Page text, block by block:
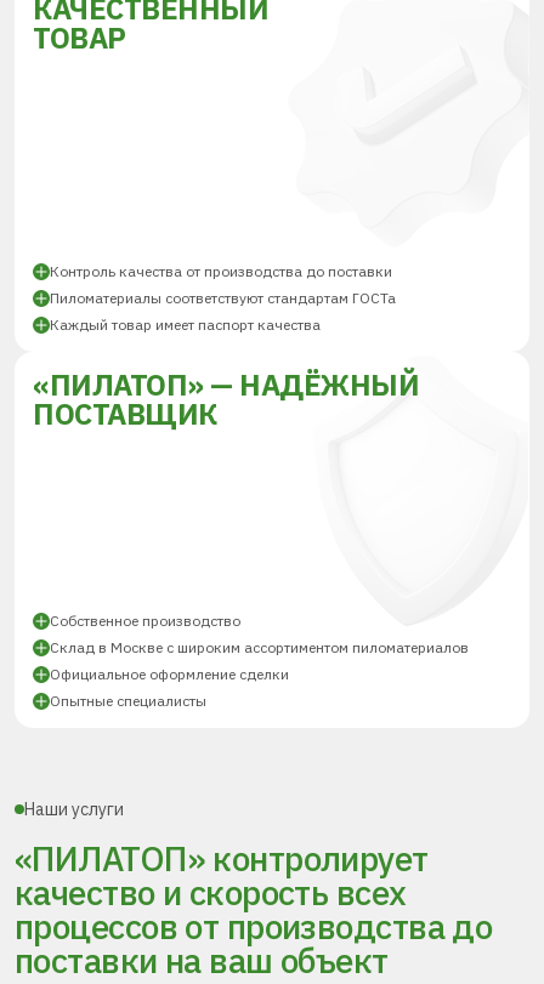
КАЧЕСТВЕННЫЙ
ТОВАР
Контроль качества от производства до поставки
Пиломатериалы соответствуют стандартам ГОСТа
Каждый товар имеет паспорт качества
«ПИЛАТОП» — НАДЁЖНЫЙ
ПОСТАВЩИК
Собственное производство
Склад в Москве с широким ассортиментом пиломатериалов
Официальное оформление сделки
Опытные специалисты
Наши услуги
«ПИЛАТОП» контролирует
качество и скорость всех
процессовот производства до
поставки на ваш объект